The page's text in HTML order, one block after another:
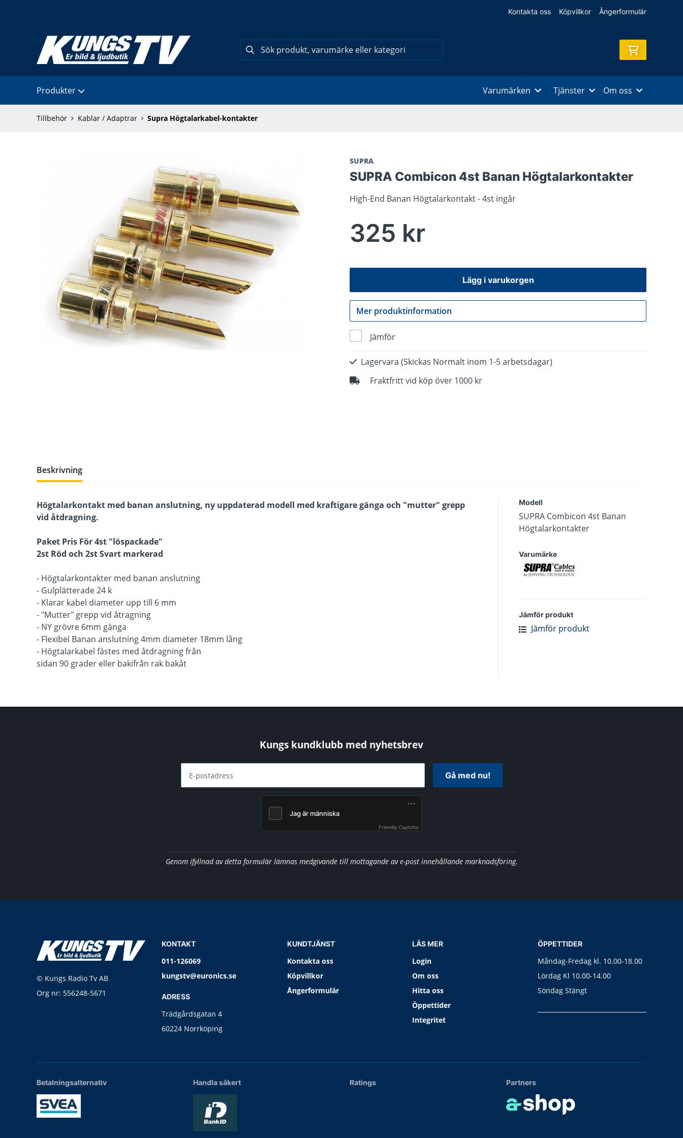
Kontakta oss Köpvillkor Ångerformulär
Produkter Varumärken Tjänster Om oss
Tillbehör Kablar / Adaptrar Supra Högtalarkabel-kontakter
SUPRA
SUPRA Combicon 4st Banan Högtalarkontakter
High-End Banan Högtalarkontakt - 4st ingår
325 kr
Lägg i varukorgen
Mer produktinformation
Jämför
Lagervara (Skickas Normalt inom 1-5 arbetsdagar)
Fraktfritt vid köp över 1000 kr
Beskrivning
Högtalarkontakt med banan anslutning, ny uppdaterad modell med kraftigare gänga och "mutter" grepp
vid åtdragning.
Paket Pris För 4st "löspackade"
2st Röd och 2st Svart markerad
- Högtalarkontakter med banan anslutning
- Gulplätterade 24 k
- Klarar kabel diameter upp till 6 mm
- "Mutter" grepp vid åtragning
- NY grövre 6mm gänga
- Flexibel Banan anslutning 4mm diameter 18mm lång
- Högtalarkabel fästes med åtdragning från
sidan 90 grader eller bakifrån rak bakåt
Modell
SUPRA Combicon 4st Banan
Högtalarkontakter
Varumärke
Jämför produkt
Jämför produkt
Kungs kundklubb med nyhetsbrev
E-postadress Gå med nu!
Friendly Captcha
Genom ifyllnad av detta formulär lämnas medgivande till mottagande av e-post innehållande marknadsföring.
© Kungs Radio Tv AB
Org nr: 556248-5671
KONTAKT
011-126069
kungstv@euronics.se
ADRESS
Trädgårdsgatan 4
60224 Norrköping
KUNDTJÄNST
Kontakta oss
Köpvillkor
Ångerformulär
LÄS MER
Login
Om oss
Hitta oss
Öppettider
Integritet
ÖPPETTIDER
Måndag-Fredag kl. 10.00-18.00
Lördag Kl 10.00-14.00
Söndag Stängt
Betalningsalternativ Handla säkert Ratings Partners